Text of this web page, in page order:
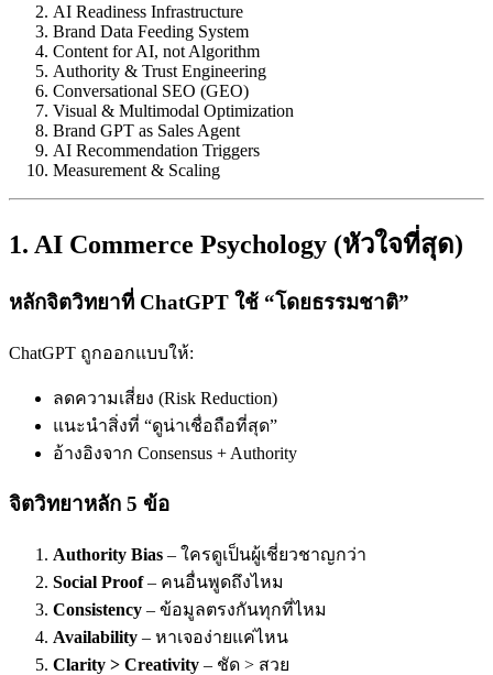
AI Readiness Infrastructure
Brand Data Feeding System
Content for AI, not Algorithm
Authority & Trust Engineering
Conversational SEO (GEO)
Visual & Multimodal Optimization
Brand GPT as Sales Agent
AI Recommendation Triggers
Measurement & Scaling
1. AI Commerce Psychology (หัวใจที่สุด)
หลักจิตวิทยาที่ ChatGPT ใช้ “โดยธรรมชาติ”
ChatGPT ถูกออกแบบให้:
ลดความเสี่ยง (Risk Reduction)
แนะนำสิ่งที่ “ดูน่าเชื่อถือที่สุด”
อ้างอิงจาก Consensus + Authority
จิตวิทยาหลัก 5 ข้อ
Authority Bias – ใครดูเป็นผู้เชี่ยวชาญกว่า
Social Proof– คนอื่นพูดถึงไหม
Consistency – ข้อมูลตรงกันทุกที่ไหม
Availability – หาเจอง่ายแค่ไหน
Clarity > Creativity – ชัด > สวย